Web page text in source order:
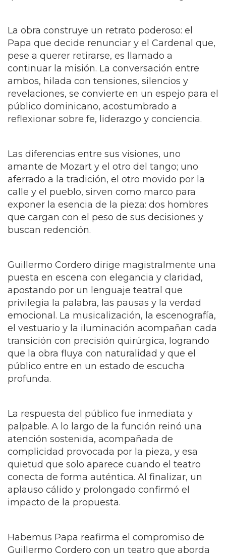
La obra construye un retrato poderoso: el
Papa que decide renunciar y el Cardenal que,
pese a querer retirarse, es llamado a
continuar la misión. La conversación entre
ambos, hilada con tensiones, silencios y
revelaciones, se convierte en un espejo para el
público dominicano, acostumbrado a
reflexionar sobre fe, liderazgo y conciencia.
Las diferencias entre sus visiones, uno
amante de Mozart y el otro del tango; uno
aferrado a la tradición, el otro movido por la
calle y el pueblo, sirven como marco para
exponer la esencia de la pieza: dos hombres
que cargan con el peso de sus decisiones y
buscan redención.
Guillermo Cordero dirige magistralmente una
puesta en escena con elegancia y claridad,
apostando por un lenguaje teatral que
privilegia la palabra, las pausas y la verdad
emocional. La musicalización, la escenografía,
el vestuario y la iluminación acompañan cada
transición con precisión quirúrgica, logrando
que la obra fluya con naturalidad y que el
público entre en un estado de escucha
profunda.
La respuesta del público fue inmediata y
palpable. A lo largo de la función reinó una
atención sostenida, acompañada de
complicidad provocada por la pieza, y esa
quietud que solo aparece cuando el teatro
conecta de forma auténtica. Al finalizar, un
aplauso cálido y prolongado confirmó el
impacto de la propuesta.
Habemus Papa reafirma el compromiso de
Guillermo Cordero con un teatro que aborda